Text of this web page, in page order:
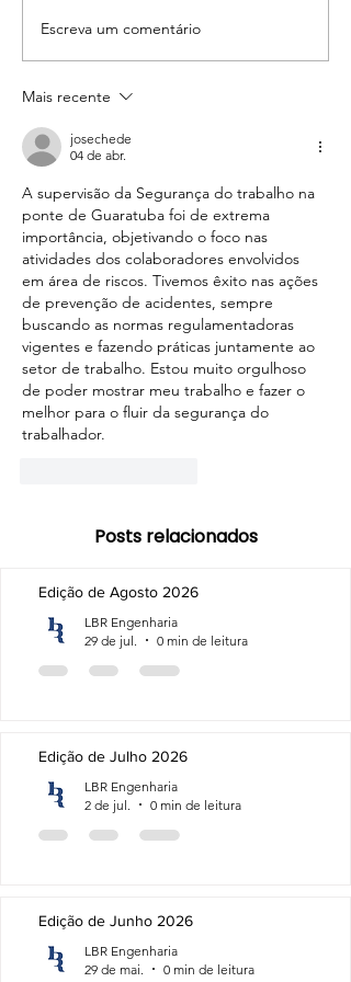
Escreva um comentário
Mais recente
josechede
04 de abr.
A supervisão da Segurança do trabalho na
ponte de Guaratuba foi de extrema
importância, objetivando o foco nas
atividades dos colaboradores envolvidos
em área de riscos. Tivemos êxito nas ações
de prevenção de acidentes, sempre
buscando as normas regulamentadoras
vigentes e fazendo práticas juntamente ao
setor de trabalho. Estou muito orgulhoso
de poder mostrar meu trabalho e fazer o
melhor para o fluir da segurança do
trabalhador.
Posts relacionados
Edição de Agosto 2026
LBR Engenharia
29 de jul.
0 min de leitura
Edição de Julho 2026
LBR Engenharia
2 de jul.
0 min de leitura
Edição de Junho 2026
LBR Engenharia
29 de mai.
0 min de leitura